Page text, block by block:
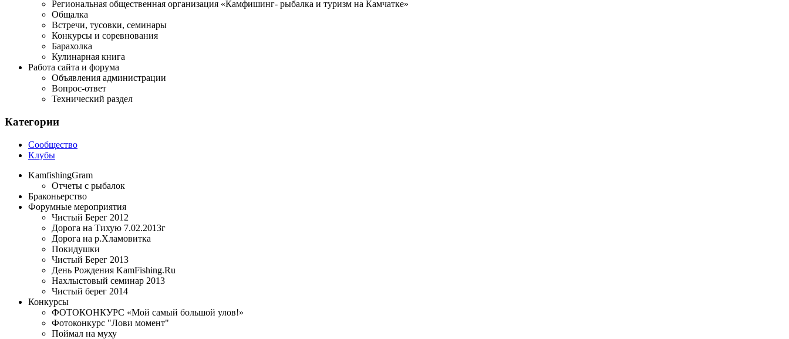
Региональная общественная организация «Камфишинг- рыбалка и туризм на Камчатке»
Общалка
Встречи, тусовки, семинары
Конкурсы и соревнования
Барахолка
Кулинарная книга
Работа сайта и форума
Объявления администрации
Вопрос-ответ
Технический раздел
Категории
Сообщество
Клубы
KamfishingGram
Отчеты с рыбалок
Браконьерство
Форумные мероприятия
Чистый Берег 2012
Дорога на Тихую 7.02.2013г
Дорога на р.Хламовитка
Покидушки
Чистый Берег 2013
День Рождения KamFishing.Ru
Нахлыстовый семинар 2013
Чистый берег 2014
Конкурсы
ФОТОКОНКУРС «Мой самый большой улов!»
Фотоконкурс "Лови момент"
Поймал на муху